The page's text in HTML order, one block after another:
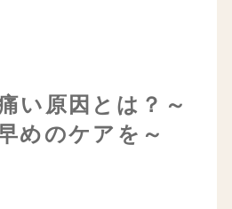
い原因とは？～
めのケアを～